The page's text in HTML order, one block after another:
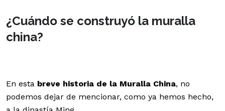
¿Cuándo se construyó la muralla
china?
En esta breve historia de la Muralla China, no
podemos dejar de mencionar, como ya hemos hecho,